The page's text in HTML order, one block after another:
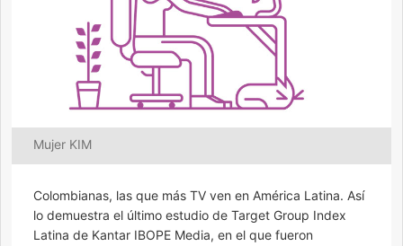
Mujer KIM
Colombianas, las que más TV ven en América Latina. Así
lo demuestra el último estudio de Target Group Index
Latina de Kantar IBOPE Media, en el que fueron